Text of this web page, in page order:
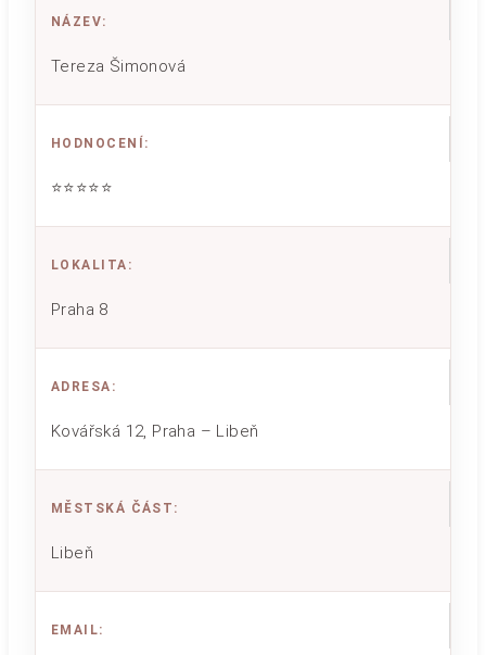
NÁZEV:
Tereza Šimonová
HODNOCENÍ :
⭐⭐⭐⭐⭐
LOKALITA :
Praha 8
ADRESA :
Kovářská 12, Praha – Libeň
MĚSTSKÁ ČÁST :
Libeň
EMAIL: